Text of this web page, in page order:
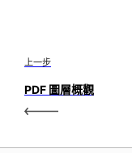
上一步
PDF 圖層概觀